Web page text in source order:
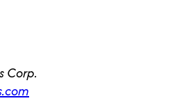
Corp.